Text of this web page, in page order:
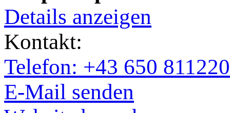
Details anzeigen
Kontakt:
Telefon: +43 650
E-Mail senden